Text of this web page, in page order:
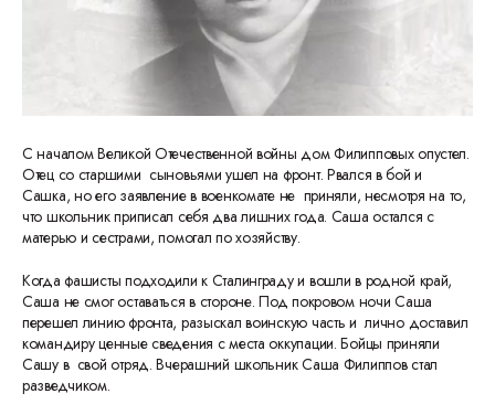
С началом Великой Отечественной войны дом Филипповых опустел.
Отец со старшими сыновьями ушел на фронт. Рвался в бой и
Сашка, но его заявление в военкомате не приняли, несмотря на то,
что школьник приписал себя два лишних года. Саша остался с
матерью и сестрами, помогал по хозяйству.
Когда фашисты подходили к Сталинграду и вошли в родной край,
Саша не смог оставаться в стороне. Под покровом ночи Саша
перешел линию фронта, разыскал воинскую часть и лично доставил
командиру ценные сведения с места оккупации. Бойцы приняли
Сашу в свой отряд. Вчерашний школьник Саша Филиппов стал
разведчиком.